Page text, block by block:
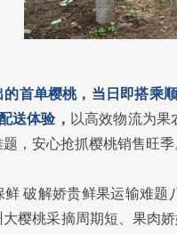
的首单樱桃，当日即搭乘
送体验， 以高效物流为
，安心抢抓樱桃销售旺季
鲜 破解娇贵鲜果运输难
樱桃采摘周期短、果肉